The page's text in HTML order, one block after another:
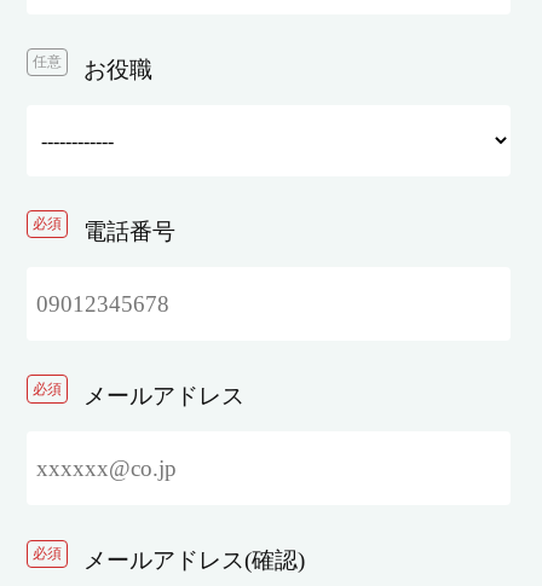
任意 お役職
必須 電話番号
必須 メールアドレス
必須 メールアドレス(確認)